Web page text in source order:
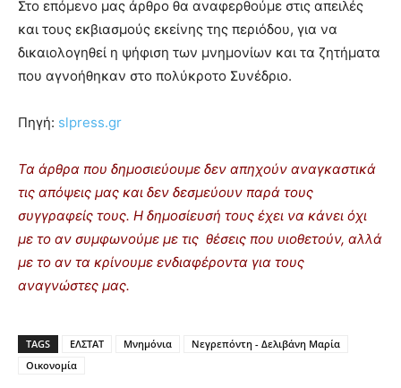
Στο επόμενο μας άρθρο θα αναφερθούμε στις απειλές
και τους εκβιασμούς εκείνης της περιόδου, για να
δικαιολογηθεί η ψήφιση των μνημονίων και τα ζητήματα
που αγνοήθηκαν στο πολύκροτο Συνέδριο.
Πηγή: slpress.gr
Τα άρθρα που δημοσιεύουμε δεν απηχούν αναγκαστικά
τις απόψεις μας και δεν δεσμεύουν παρά τους
συγγραφείς τους. Η δημοσίευσή τους έχει να κάνει όχι
με το αν συμφωνούμε με τις θέσεις που υιοθετούν, αλλά
με το αν τα κρίνουμε ενδιαφέροντα για τους
αναγνώστες μας.
TAGS ΕΛΣΤΑΤ Μνημόνια
Νεγρεπόντη - Δελιβάνη Μαρία
Οικονομία